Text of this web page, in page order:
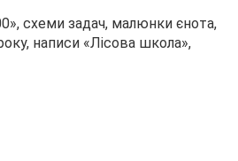
схеми задач, малюнки єнота,
написи «Лісова школа»,